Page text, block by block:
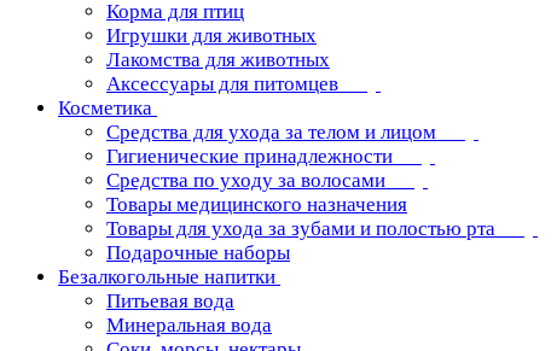
Корма для птиц
Игрушки для животных
Лакомства для животных
Аксессуары для питомцев
Косметика
Средства для ухода за телом и лицом
Гигиенические принадлежности
Средства по уходу за волосами
Товары медицинского назначения
Товары для ухода за зубами и полостью рта
Подарочные наборы
Безалкогольные напитки
Питьевая вода
Минеральная вода